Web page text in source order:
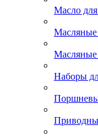
Масло
Масляные
Масляные
Наборы